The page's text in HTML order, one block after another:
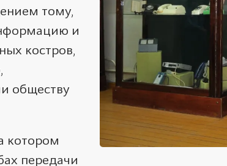
тому,
и
костров,
обществу
котором
передачи